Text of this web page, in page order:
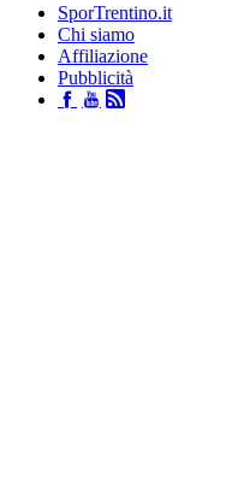
SporTrentino.it
Chi siamo
Affiliazione
Pubblicità